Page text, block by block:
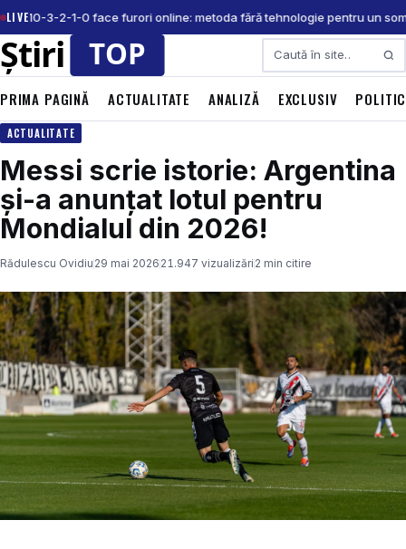
LIVE10-3-2-1-0 face furori online: metoda fără tehnologie pentru un
Caută
PRIMA PAGINĂ ACTUALITATE ANALIZĂ EXCLUSIV
ACTUALITATE
Messi scrie istorie: Argentina
și-a anunțat lotul pentru
Mondialul din 2026!
Rădulescu Ovidiu 29 mai 2026 21.947 vizualizări 2 min citire